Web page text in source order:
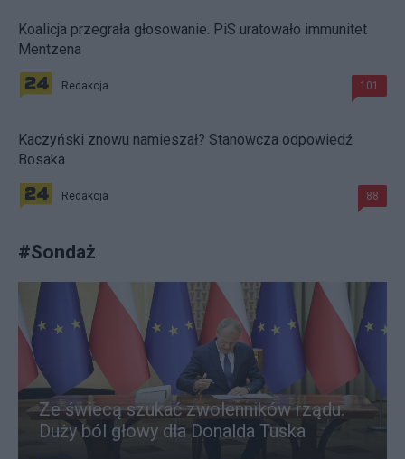
Koalicja przegrała głosowanie. PiS uratowało immunitet
Mentzena
Redakcja 101
Kaczyński znowu namieszał? Stanowcza odpowiedź
Bosaka
Redakcja 88
#Sondaż
Ze świecą szukać zwolenników rządu.
Duży ból głowy dla Donalda Tuska